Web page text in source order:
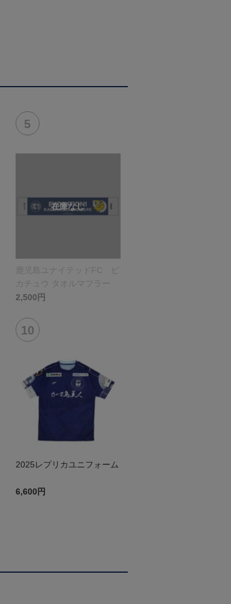
鹿児島ユナイテッドFC ピ
カチュウ タオルマフラー
2,500円
2025レプリカユニフォーム
6,600円